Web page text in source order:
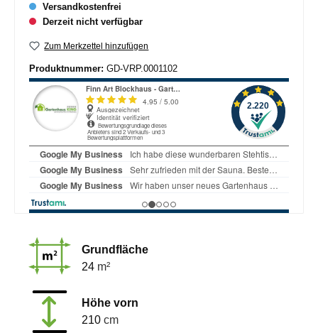
Versandkostenfrei
Derzeit nicht verfügbar
Zum Merkzettel hinzufügen
Produktnummer: GD-VRP.0001102
Grundfläche
24 m²
Höhe vorn
210 cm